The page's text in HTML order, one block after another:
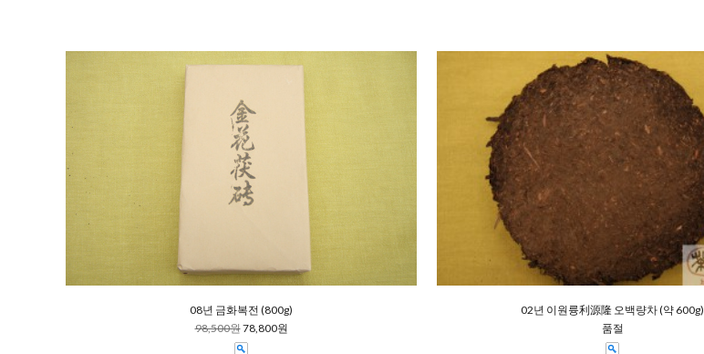
08년 금화복전 (800g)
98,500원78,800원
02년 이원륭利源隆 오백량차 (약 600g)
품절